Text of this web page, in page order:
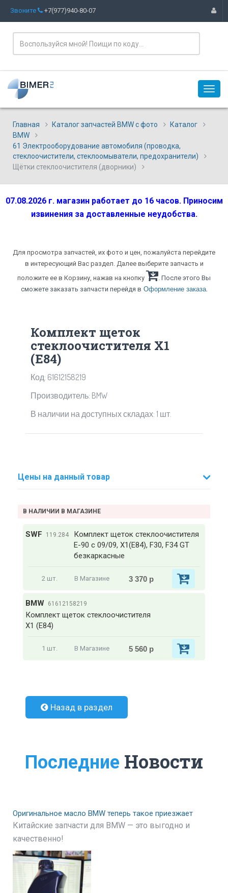
Звоните +7(977)940-80-07
Главная Каталог запчастей BMW с фото
Каталог
BMW
61 Электрооборудование автомобиля (проводка,
стеклоочистители, стеклоомыватели, предохранители)
Щётки стеклоочистителя (дворники)
07.08.2026 г. магазин работает до 16 часов. Приносим
извинения за доставленные неудобства.
Для просмотра запчастей, их фото и цен, пожалуйста перейдите
в интересующий Вас раздел. Далее выберите запчасть и
положите ее в Корзину, нажав на кнопку
. После этого Вы
сможете заказать запчасти перейдя в Оформление заказа.
Комплект щеток
стеклоочистителя X1
(E84)
Код: 61612158219
Производитель: BMW
В наличии на доступных складах: 1 шт.
Цены на данный товар
В НАЛИЧИИ В МАГАЗИНЕ
SWF 119.284
Комплект щеток стеклоочистителя
Е-90 с 09/09, X1(E84), F30, F34 GT
безкаркасные
2 шт. В Магазине 3 370 р
BMW 61612158219
Комплект щеток стеклоочистителя
X1 (E84)
1 шт. В Магазине 5 560 р
Назад в раздел
Последние Новости
Оригинальное масло BMW теперь такое приезжает
Китайские запчасти для BMW — это выгодно и
качественно!